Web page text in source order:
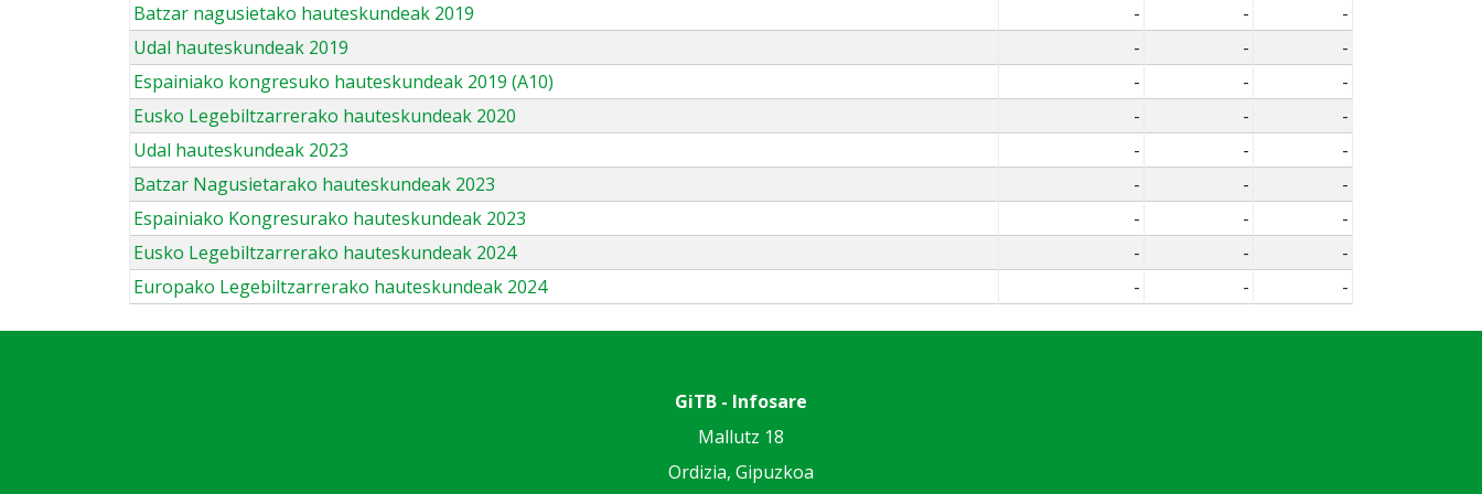
Batzar nagusietako hauteskundeak 2019
- -
-
Udal hauteskundeak 2019
- -
-
Espainiako kongresuko hauteskundeak 2019 (A10)
- -
-
Eusko Legebiltzarrerako hauteskundeak 2020
- -
-
Udal hauteskundeak 2023
- -
-
Batzar Nagusietarako hauteskundeak 2023
- -
-
Espainiako Kongresurako hauteskundeak 2023
- -
-
Eusko Legebiltzarrerako hauteskundeak 2024
- -
-
Europako Legebiltzarrerako hauteskundeak 2024
- - -
GiTB - Infosare
Mallutz 18
Ordizia, Gipuzkoa